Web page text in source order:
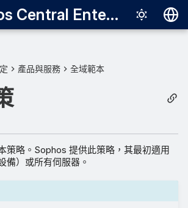
Sophos Central Enterprise
Italiano
日本語
產品與服務 全域範本
策略。Sophos 提供此策略，其最初適用
備）或所有伺服器。